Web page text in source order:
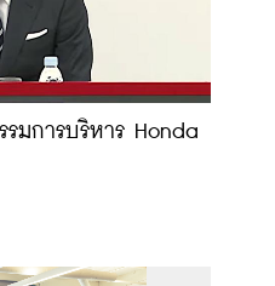
รมการบริหาร Honda